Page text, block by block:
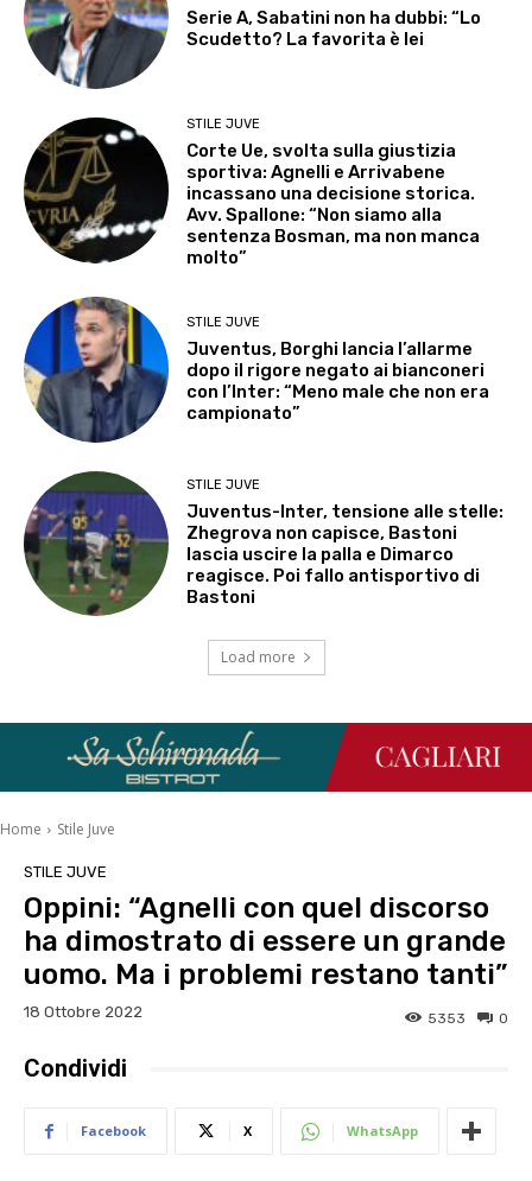
Serie A, Sabatini non ha dubbi: “Lo
Scudetto? La favorita è lei
STILE JUVE
Corte Ue, svolta sulla giustizia
sportiva: Agnelli e Arrivabene
incassano una decisione storica.
Avv. Spallone: “Non siamo alla
sentenza Bosman, ma non manca
molto”
STILE JUVE
Juventus, Borghi lancia l’allarme
dopo il rigore negato ai bianconeri
con l’Inter: “Meno male che non era
campionato”
STILE JUVE
Juventus-Inter, tensione alle stelle:
Zhegrova non capisce, Bastoni
lascia uscire la palla e Dimarco
reagisce. Poi fallo antisportivo di
Bastoni
Load more